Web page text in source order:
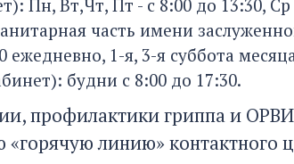
Пн, Вт,Чт, Пт - с 8:00 до 13:30, Ср
часть имени
ежедневно, 1-я, 3-я суббота
будни с 8:00 до 17:30.
профилактики гриппа и
линию» контактного